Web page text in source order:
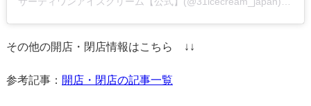
その他の開店・閉店情報はこちら ↓↓
参考記事： 開店・閉店の記事一覧